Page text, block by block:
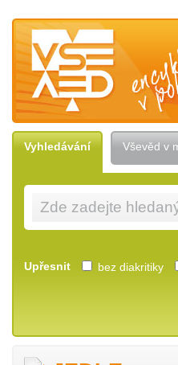
Vševěd — encyklopedie v
Vyhledávání Vševěd v
Upřesnit bez diakritiky